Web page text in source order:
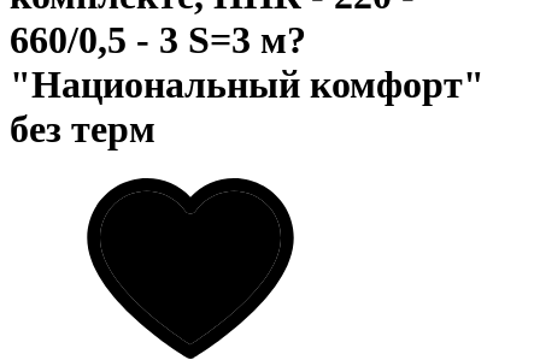
660/0,5 - 3 S=3 м?
"Национальный комфорт"
без терм